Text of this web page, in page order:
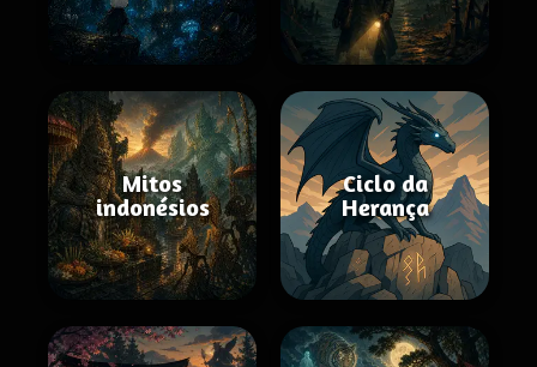
Mitos
indonésios
Ciclo da
Herança